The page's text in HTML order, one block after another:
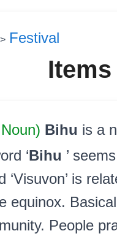
> Festival
Bihu is a
‘Bihu ’
‘Visuvon’ is
equinox.
People